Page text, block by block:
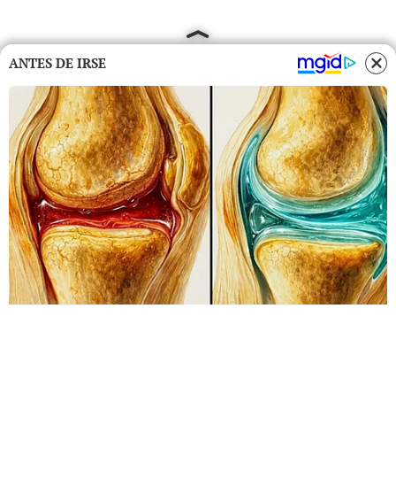
ANTES DE IRSE